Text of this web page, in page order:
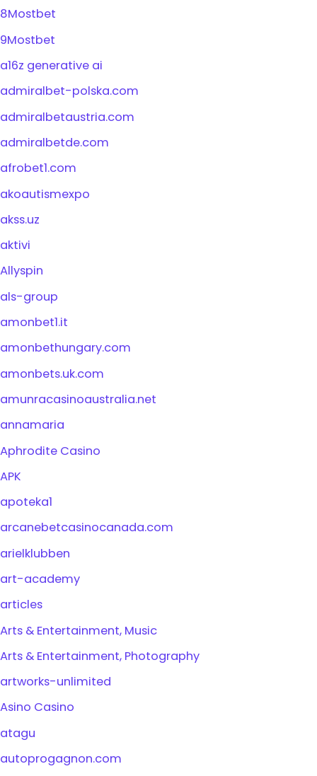
8Mostbet
9Mostbet
a16z generative ai
admiralbet-polska.com
admiralbetaustria.com
admiralbetde.com
afrobet1.com
akoautismexpo
akss.uz
aktivi
Allyspin
als-group
amonbet1.it
amonbethungary.com
amonbets.uk.com
amunracasinoaustralia.net
annamaria
Aphrodite Casino
APK
apoteka1
arcanebetcasinocanada.com
arielklubben
art-academy
articles
Arts & Entertainment, Music
Arts & Entertainment, Photography
artworks-unlimited
Asino Casino
atagu
autoprogagnon.com